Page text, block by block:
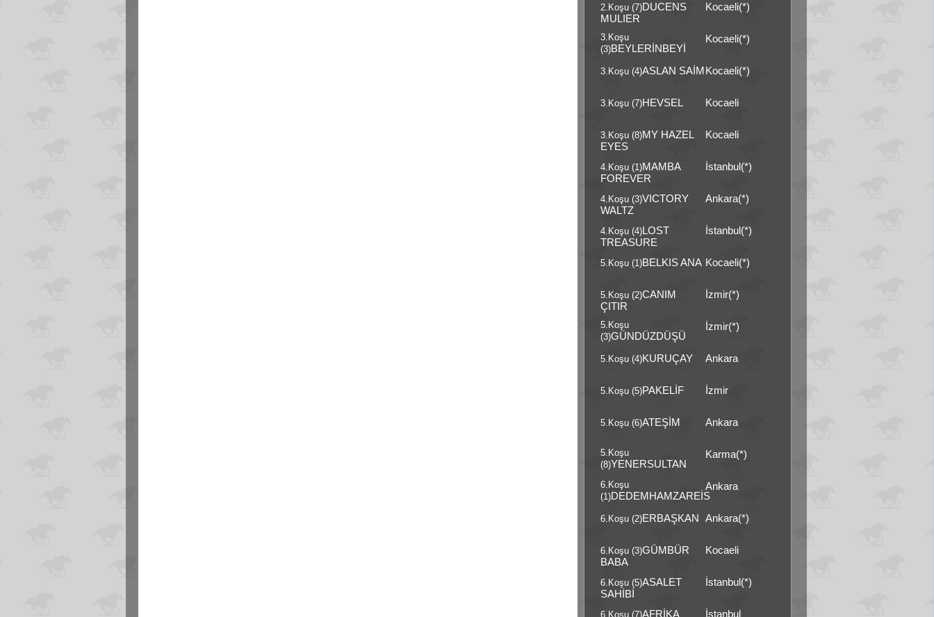
2.Koşu (7)DUCENS
MULIER
Kocaeli(*)
3.Koşu
(3)BEYLERİNBEYİ
Kocaeli(*)
3.Koşu (4)ASLAN SAİMKocaeli(*)
3.Koşu (7)HEVSEL Kocaeli
3.Koşu (8)MY HAZEL
EYES
Kocaeli
4.Koşu (1)MAMBA
FOREVER
İstanbul(*)
4.Koşu (3)VICTORY
WALTZ
Ankara(*)
4.Koşu (4)LOST
TREASURE
İstanbul(*)
5.Koşu (1)BELKIS ANA Kocaeli(*)
5.Koşu (2)CANIM
ÇITIR
İzmir(*)
5.Koşu
(3)GÜNDÜZDÜŞÜ
İzmir(*)
5.Koşu (4)KURUÇAY Ankara
5.Koşu (5)PAKELİF İzmir
5.Koşu (6)ATEŞİM Ankara
5.Koşu
(8)YENERSULTAN
Karma(*)
6.Koşu
(1)DEDEMHAMZAREİS
Ankara
6.Koşu (2)ERBAŞKAN Ankara(*)
6.Koşu (3)GÜMBÜR
BABA
Kocaeli
6.Koşu (5)ASALET
SAHİBİ
İstanbul(*)
6.Koşu (7)AFRİKA İstanbul